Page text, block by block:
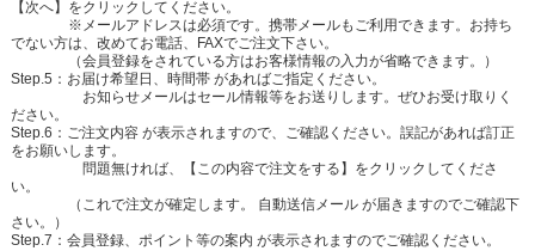
【次へ】をクリックしてください。
※メールアドレスは必須です。携帯メールもご利用できます。お持ち
でない方は、改めてお電話、FAXでご注文下さい。
（会員登録をされている方はお客様情報の入力が省略できます。）
Step.5：お届け希望日、時間帯 があればご指定ください。
お知らせメールはセール情報等をお送りします。ぜひお受け取りく
ださい。
Step.6：ご注文内容 が表示されますので、ご確認ください。誤記があれば訂正
をお願いします。
問題無ければ、【この内容で注文をする】をクリックしてくださ
い。
（これで注文が確定します。 自動送信メール が届きますのでご確認下
さい。）
Step.7：会員登録、ポイント等の案内 が表示されますのでご確認ください。